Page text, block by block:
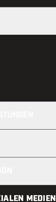
MEDIEN